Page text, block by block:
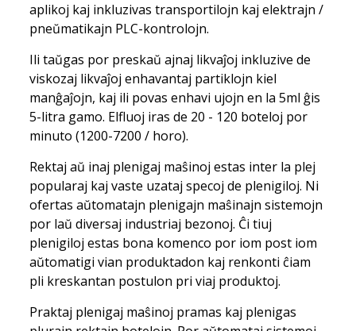
aplikoj kaj inkluzivas transportilojn kaj elektrajn /
pneŭmatikajn PLC-kontrolojn.
Ili taŭgas por preskaŭ ajnaj likvaĵoj inkluzive de
viskozaj likvaĵoj enhavantaj partiklojn kiel
manĝaĵojn, kaj ili povas enhavi ujojn en la 5ml ĝis
5-litra gamo. Elfluoj iras de 20 - 120 boteloj por
minuto (1200-7200 / horo).
Rektaj aŭ inaj plenigaj maŝinoj estas inter la plej
popularaj kaj vaste uzataj specoj de plenigiloj. Ni
ofertas aŭtomatajn plenigajn maŝinajn sistemojn
por laŭ diversaj industriaj bezonoj. Ĉi tiuj
plenigiloj estas bona komenco por iom post iom
aŭtomatigi vian produktadon kaj renkonti ĉiam
pli kreskantan postulon pri viaj produktoj.
Praktaj plenigaj maŝinoj pramas kaj plenigas